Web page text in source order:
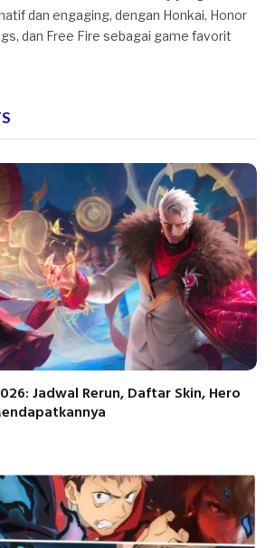
dan engaging, dengan Honkai, Honor
dan Free Fire sebagai game favorit
Jadwal Rerun, Daftar Skin, Hero